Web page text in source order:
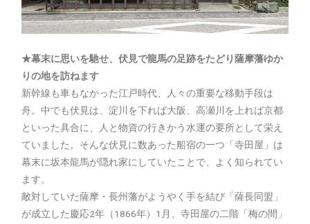
★幕末に思いを馳せ、伏見で龍馬の足跡をたどり薩摩藩ゆか
りの地を訪ねます
新幹線も車もなかった江戸時代、人々の重要な移動手段は
舟。中でも伏見は、淀川を下れば大阪、高瀬川を上れば京都
といった具合に、人と物資の行きかう水運の要所として栄え
ていました。そんな伏見に数あった船宿の一つ「寺田屋」は
幕末に坂本龍馬が隠れ家にしていたことで、よく知られてい
ます。
敵対していた薩摩・長州藩がようやく手を結び「薩長同盟」
が成立した慶応2年（1866年）1月、寺田屋の二階「梅の間」